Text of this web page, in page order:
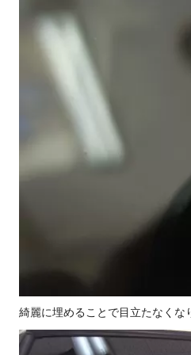
綺麗に埋めることで目立たなくな